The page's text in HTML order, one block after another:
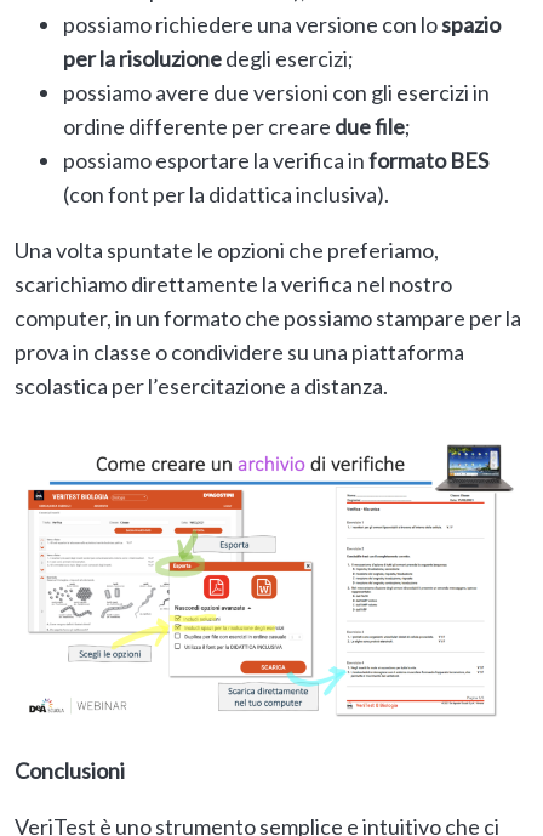
possiamo richiedere una versione con lospazio
per la risoluzionedegli esercizi;
possiamo avere due versioni con gli esercizi in
ordine differente per creare due file;
possiamo esportare la verifica informato BES
(con font per la didattica inclusiva).
Una volta spuntate le opzioni che preferiamo,
scarichiamo direttamente la verifica nel nostro
computer, in un formato che possiamo stampare per la
prova in classe o condividere su una piattaforma
scolastica per l’esercitazione a distanza.
Conclusioni
VeriTest è uno strumento semplice e intuitivo che ci